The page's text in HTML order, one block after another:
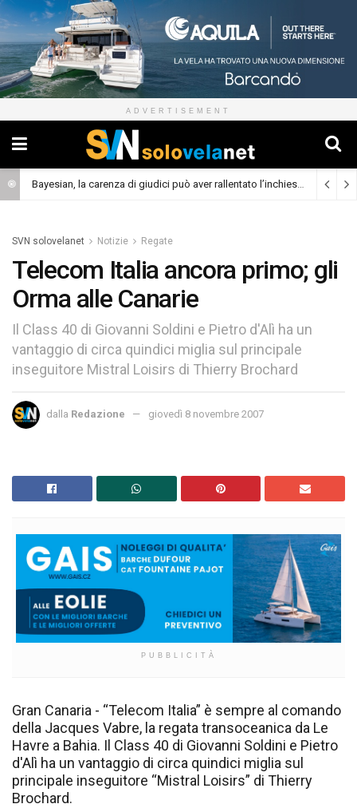
ADVERTISEMENT
Bayesian, la carenza di giudici può aver rallentato l’inchiesta (Cronaca)
SVN solovelanet Notizie Regate
Telecom Italia ancora primo; gli
Orma alle Canarie
Il Class 40 di Giovanni Soldini e Pietro d'Alì ha un
vantaggio di circa quindici miglia sul principale
inseguitore Mistral Loisirs di Thierry Brochard
dalla Redazione giovedì 8 novembre 2007
PUBBLICITÀ
Gran Canaria - “Telecom Italia” è sempre al comando
della Jacques Vabre, la regata transoceanica da Le
Havre a Bahia. Il Class 40 di Giovanni Soldini e Pietro
d'Alì ha un vantaggio di circa quindici miglia sul
principale inseguitore “Mistral Loisirs” di Thierry
Brochard.